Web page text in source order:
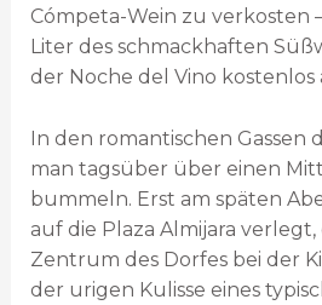
Cómpeta-Wein zu verkosten
Liter des schmackhaften
der Noche del Vino kostenlos
In den romantischen Gassen
man tagsüber über einen
bummeln. Erst am späten
auf die Plaza Almijara verlegt,
Zentrum des Dorfes bei der
der urigen Kulisse eines